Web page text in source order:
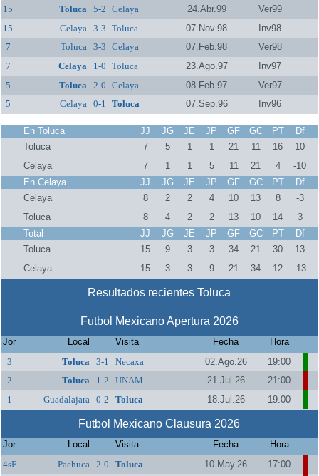
15
Toluca 5-2 Celaya 24.Abr.99
Ver99
15
Celaya 3-3 Toluca 07.Nov.98
Inv98
7
Toluca 3-3 Celaya 07.Feb.98
Ver98
7
Celaya 1-0 Toluca 23.Ago.97
Inv97
5
Toluca 2-0 Celaya 08.Feb.97
Ver97
5
Celaya 0-1 Toluca 07.Sep.96 Inv96
En Toluca JJ JG JE JP GF GC PT
Df
Toluca
7 5 1 1 21 11 16
10
Celaya
7 1 1 5 11 21 4
-10
En Celaya
JJ JG JE JP GF GC PT
Df
Celaya
8 2 2 4 10 13 8
-3
Toluca
8 4 2 2 13 10 14
3
Total
JJ JG JE JP GF GC PT
Df
Toluca
15 9 3 3 34 21 30
13
Celaya
15 3 3 9 21 34 12 -13
Resultados recientes Toluca
Futbol Mexicano Apertura 2026
Jor Local Visita Fecha
Hora
3
Toluca 3-1 Necaxa 02.Ago.26
19:00
2
Toluca 1-2 UNAM 21.Jul.26
21:00
1
Guadalajara 0-2 Toluca 18.Jul.26 19:00
Futbol Mexicano Clausura 2026
Jor Local Visita Fecha
Hora
4sF
Pachuca 2-0 Toluca 10.May.26
17:00